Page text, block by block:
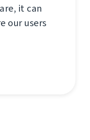
it can
our users